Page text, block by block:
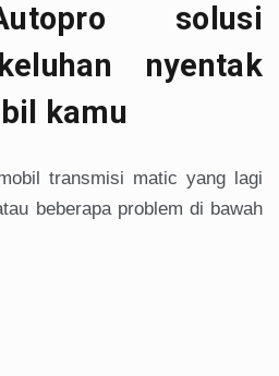
solusi
nyentak
kamu
transmisi matic yang lagi
beberapa problem di bawah